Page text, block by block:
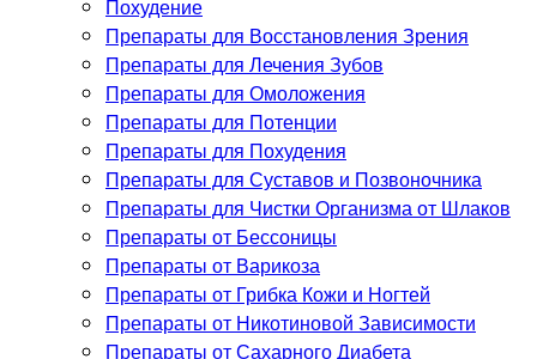
Похудение
Препараты для Восстановления Зрения
Препараты для Лечения Зубов
Препараты для Омоложения
Препараты для Потенции
Препараты для Похудения
Препараты для Суставов и Позвоночника
Препараты для Чистки Организма от Шлаков
Препараты от Бессоницы
Препараты от Варикоза
Препараты от Грибка Кожи и Ногтей
Препараты от Никотиновой Зависимости
Препараты от Сахарного Диабета